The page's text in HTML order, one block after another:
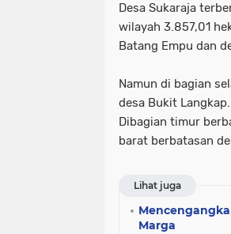
Desa Sukaraja
wilayah 3.857,01
Batang Empu dan
Namun di bagian
desa Bukit Langkap.
Dibagian timur
barat berbatasan
Lihat juga
Marga